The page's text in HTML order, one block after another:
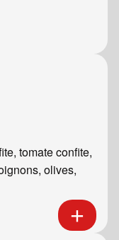
tomate confite,
olives,